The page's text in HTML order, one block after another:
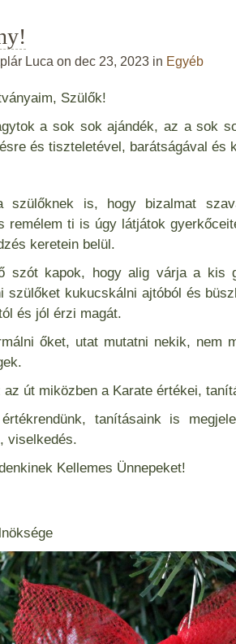
Luca on dec 23, 2023 in Egyéb
Szülők!
a sok sok ajándék, az a sok
és tiszteletével, barátságával és
szülőknek is, hogy bizalmat
remélem ti is úgy látjátok
keretein belül.
szót kapok, hogy alig várja a kis
szülőket kukucskálni ajtóból és
és jól érzi magát.
őket, utat mutatni nekik, nem
az út miközben a Karate értékei,
tanításaink is
viselkedés.
Kellemes Ünnepeket!